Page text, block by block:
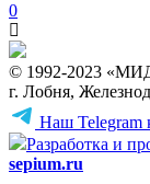
0
© 1992-2023
г. Лобня,
Наш Telegram
Разработка и
sepium.ru